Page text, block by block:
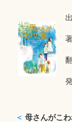
＜ 母さんがこ